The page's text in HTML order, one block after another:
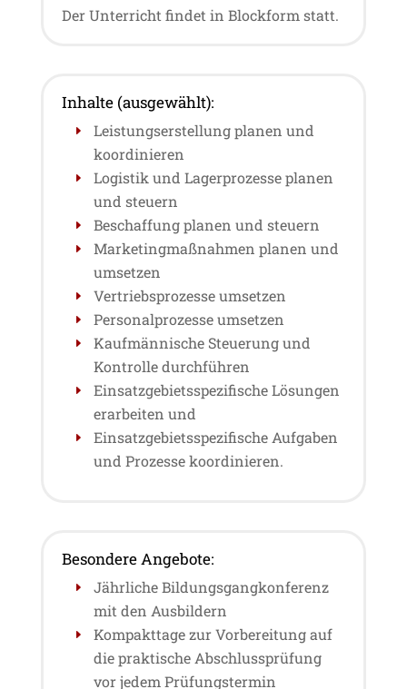
Der Unterricht findet in Blockform statt.
Inhalte (ausgewählt):
Leistungserstellung planen und
koordinieren
Logistik und Lagerprozesse planen
und steuern
Beschaffung planen und steuern
Marketingmaßnahmen planen und
umsetzen
Vertriebsprozesse umsetzen
Personalprozesse umsetzen
Kaufmännische Steuerung und
Kontrolle durchführen
Einsatzgebietsspezifische Lösungen
erarbeiten und
Einsatzgebietsspezifische Aufgaben
und Prozesse koordinieren.
Besondere Angebote:
Jährliche Bildungsgangkonferenz
mit den Ausbildern
Kompakttage zur Vorbereitung auf
die praktische Abschlussprüfung
vor jedem Prüfungstermin